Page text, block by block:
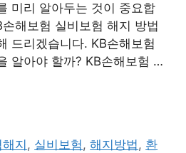
미리 알아두는 것이 중요합
해보험 실비보험 해지 방법
드리겠습니다. KB손해보험
알아야 할까? KB손해보험 …
지 , 실비보험,해지방법, 환